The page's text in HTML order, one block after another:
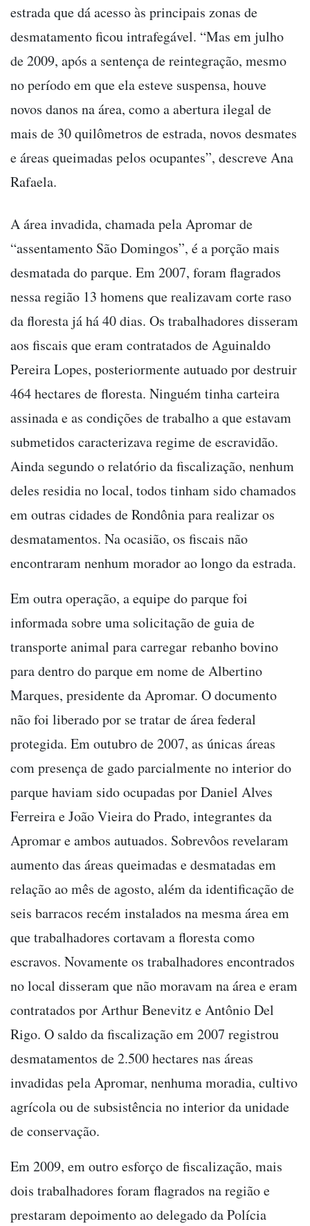
estrada que dá acesso às principais zonas de
desmatamento ficou intrafegável. “Mas em julho
de 2009, após a sentença de reintegração, mesmo
no período em que ela esteve suspensa, houve
novos danos na área, como a abertura ilegal de
mais de 30 quilômetros de estrada, novos desmates
e áreas queimadas pelos ocupantes”, descreve Ana
Rafaela.
A área invadida, chamada pela Apromar de
“assentamento São Domingos”, é a porção mais
desmatada do parque. Em 2007, foram flagrados
nessa região 13 homens que realizavam corte raso
da floresta já há 40 dias. Os trabalhadores disseram
aos fiscais que eram contratados de Aguinaldo
Pereira Lopes, posteriormente autuado por destruir
464 hectares de floresta. Ninguém tinha carteira
assinada e as condições de trabalho a que estavam
submetidos caracterizava regime de escravidão.
Ainda segundo o relatório da fiscalização, nenhum
deles residia no local, todos tinham sido chamados
em outras cidades de Rondônia para realizar os
desmatamentos. Na ocasião, os fiscais não
encontraram nenhum morador ao longo da estrada.
Em outra operação, a equipe do parque foi
informada sobre uma solicitação de guia de
transporte animal para carregar rebanho bovino
para dentro do parque em nome de Albertino
Marques, presidente da Apromar. O documento
não foi liberado por se tratar de área federal
protegida. Em outubro de 2007, as únicas áreas
com presença de gado parcialmente no interior do
parque haviam sido ocupadas por Daniel Alves
Ferreira e João Vieira do Prado, integrantes da
Apromar e ambos autuados. Sobrevôos revelaram
aumento das áreas queimadas e desmatadas em
relação ao mês de agosto, além da identificação de
seis barracos recém instalados na mesma área em
que trabalhadores cortavam a floresta como
escravos. Novamente os trabalhadores encontrados
no local disseram que não moravam na área e eram
contratados por Arthur Benevitz e Antônio Del
Rigo. O saldo da fiscalização em 2007 registrou
desmatamentos de 2.500 hectares nas áreas
invadidas pela Apromar, nenhuma moradia, cultivo
agrícola ou de subsistência no interior da unidade
de conservação.
Em 2009, em outro esforço de fiscalização, mais
dois trabalhadores foram flagrados na região e
prestaram depoimento ao delegado da Polícia